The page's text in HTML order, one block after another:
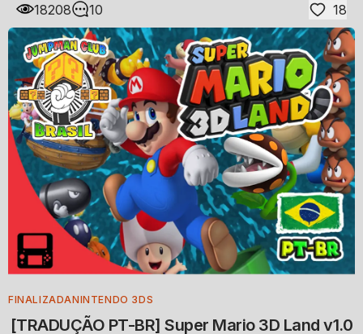
18208 10 18
FINALIZADANINTENDO 3DS
[TRADUÇÃO PT-BR] Super Mario 3D Land v1.0